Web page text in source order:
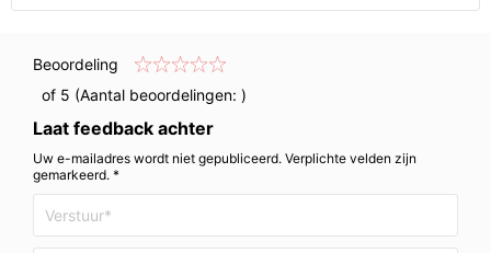
Beoordeling
of 5 (Aantal beoordelingen: )
Laat feedback achter
Uw e-mailadres wordt niet gepubliceerd. Verplichte velden zijn
gemarkeerd. *